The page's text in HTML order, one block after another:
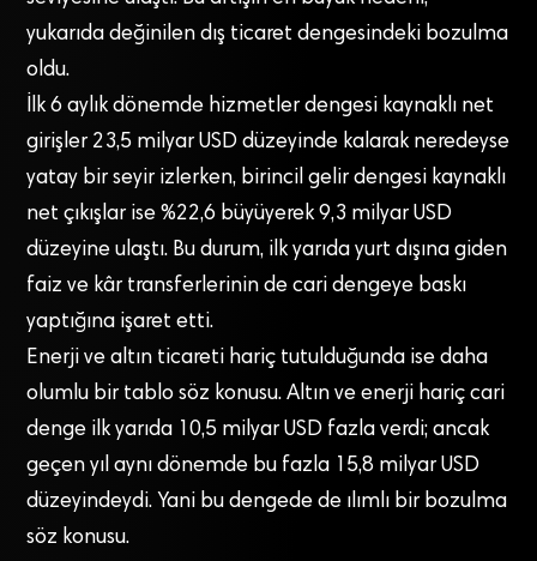
yukarıda değinilen dış ticaret dengesindeki bozulma
oldu.
İlk 6 aylık dönemde hizmetler dengesi kaynaklı net
girişler 23,5 milyar USD düzeyinde kalarak neredeyse
yatay bir seyir izlerken, birincil gelir dengesi kaynaklı
net çıkışlar ise %22,6 büyüyerek 9,3 milyar USD
düzeyine ulaştı. Bu durum, ilk yarıda yurt dışına giden
faiz ve kâr transferlerinin de cari dengeye baskı
yaptığına işaret etti.
Enerji ve altın ticareti hariç tutulduğunda ise daha
olumlu bir tablo söz konusu. Altın ve enerji hariç cari
denge ilk yarıda 10,5 milyar USD fazla verdi; ancak
geçen yıl aynı dönemde bu fazla 15,8 milyar USD
düzeyindeydi. Yani bu dengede de ılımlı bir bozulma
söz konusu.